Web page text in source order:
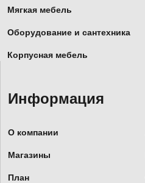
Мягкая мебель
Оборудование и сантехника
Корпусная мебель
Информация
О компании
Магазины
План